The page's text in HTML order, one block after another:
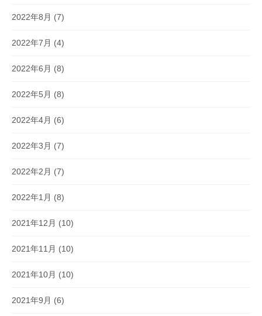
2022年8月 (7)
2022年7月 (4)
2022年6月 (8)
2022年5月 (8)
2022年4月 (6)
2022年3月 (7)
2022年2月 (7)
2022年1月 (8)
2021年12月 (10)
2021年11月 (10)
2021年10月 (10)
2021年9月 (6)